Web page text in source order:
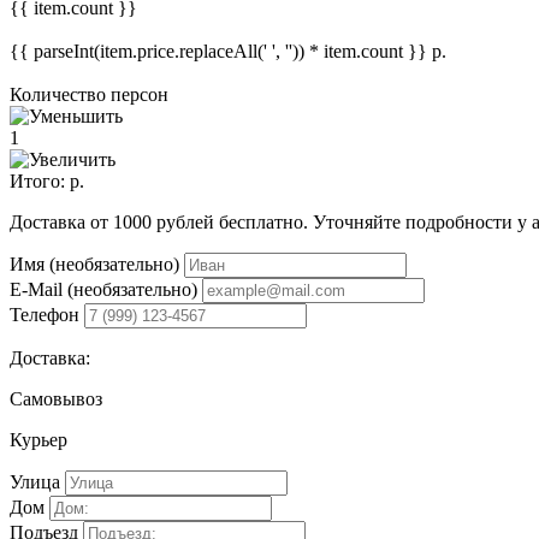
{{ item.count }}
{{ parseInt(item.price.replaceAll(' ', '')) * item.count }} р.
Количество персон
1
Итого: р.
Доставка от 1000 рублей бесплатно. Уточняйте подробности у
Имя (необязательно)
E-Mail (необязательно)
Телефон
Доставка:
Самовывоз
Курьер
Улица
Дом
Подъезд